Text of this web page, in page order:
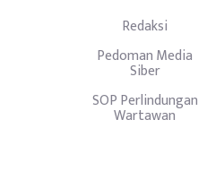
Redaksi
Pedoman Media
Siber
SOP Perlindungan
Wartawan